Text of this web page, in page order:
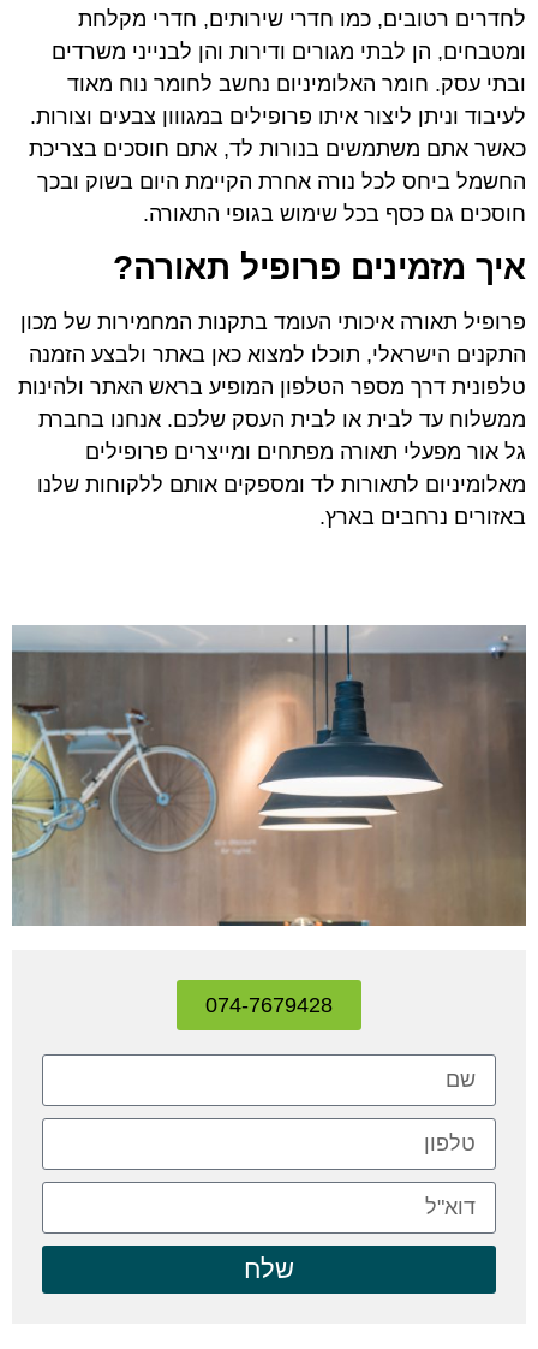
לחדרים רטובים, כמו חדרי שירותים, חדרי מקלחת
ומטבחים, הן לבתי מגורים ודירות והן לבנייני משרדים
ובתי עסק. חומר האלומיניום נחשב לחומר נוח מאוד
לעיבוד וניתן ליצור איתו פרופילים במגווון צבעים וצורות.
כאשר אתם משתמשים בנורות לד, אתם חוסכים בצריכת
החשמל ביחס לכל נורה אחרת הקיימת היום בשוק ובכך
חוסכים גם כסף בכל שימוש בגופי התאורה.
איך מזמינים פרופיל תאורה?
פרופיל תאורה איכותי העומד בתקנות המחמירות של מכון
התקנים הישראלי, תוכלו למצוא כאן באתר ולבצע הזמנה
טלפונית דרך מספר הטלפון המופיע בראש האתר ולהינות
ממשלוח עד לבית או לבית העסק שלכם. אנחנו בחברת
גל אור מפעלי תאורה מפתחים ומייצרים פרופילים
מאלומיניום לתאורות לד ומספקים אותם ללקוחות שלנו
באזורים נרחבים בארץ.
074-7679428
שלח